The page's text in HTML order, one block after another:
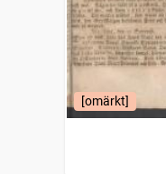
[omärkt]